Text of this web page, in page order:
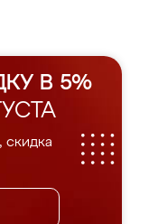
В 5%
скидка